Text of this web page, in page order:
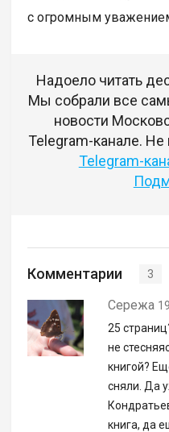
с огромным
Надоело читать
Мы собрали все
новости
Telegram-канале.
Telegram-
Комментарии 3
Сережа
25
не
книгой?
сняли. Да
книга, да